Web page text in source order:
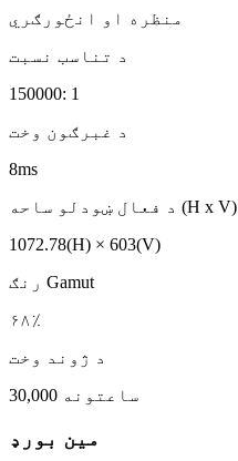
منظره او انځورګري
د تناسب نسبت
150000: 1
د غبرګون وخت
8ms
د فعال ښودلو ساحه (H x V)
1072.78(H) × 603(V)
رنګ Gamut
۶۸٪
د ژوند وخت
30,000 ساعتونه
مین بورډ